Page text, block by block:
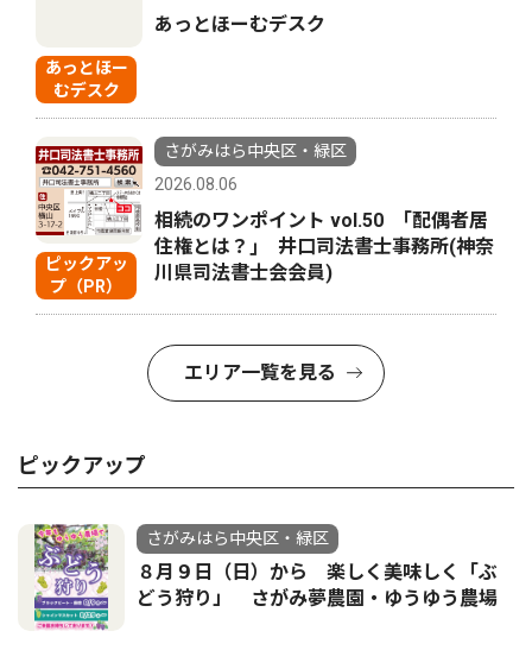
あっとほー
むデスク
あっとほーむデスク
ピックアッ
プ（PR）
さがみはら中央区・緑区
2026.08.06
相続のワンポイント vol.50 ｢配偶者居
住権とは？｣ 井口司法書士事務所(神奈
川県司法書士会会員)
エリア一覧を見る
ピックアップ
さがみはら中央区・緑区
８月９日（日）から 楽しく美味しく「ぶ
どう狩り」 さがみ夢農園・ゆうゆう農場